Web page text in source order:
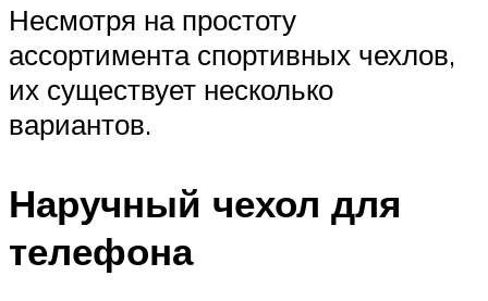
Несмотря на простоту
ассортимента спортивных чехлов,
их существует несколько
вариантов.
Наручный чехол для
телефона